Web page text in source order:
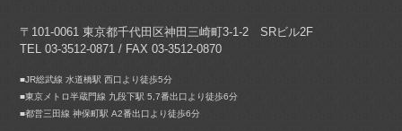
〒101-0061 東京都千代田区神田三崎町3-1-2 SRビル2F
TEL 03-3512-0871 / FAX 03-3512-0870
■JR総武線 水道橋駅 西口より徒歩5分
■東京メトロ半蔵門線 九段下駅 5,7番出口より徒歩6分
■都営三田線 神保町駅 A2番出口より徒歩6分